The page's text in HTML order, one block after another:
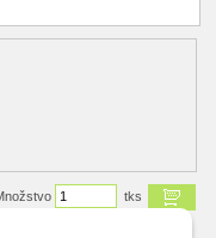
tks